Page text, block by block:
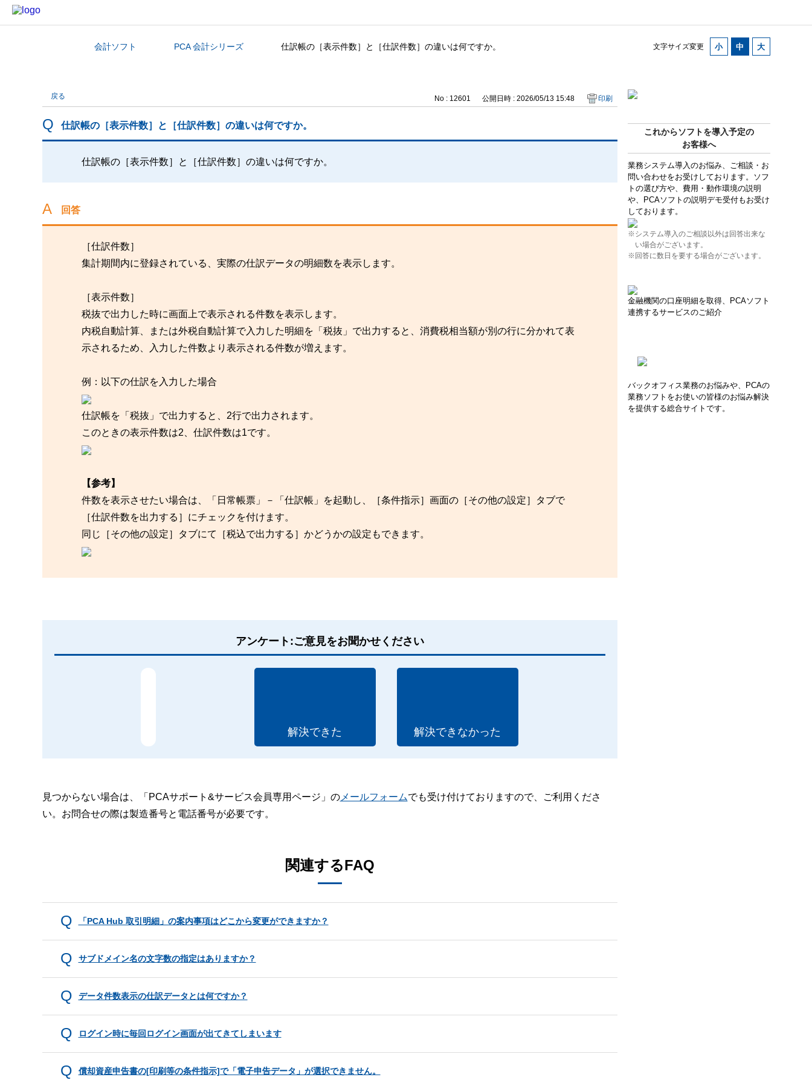
文字サイズ変更
カテゴリから探す
会計ソフト PCA 会計シリーズ 仕訳帳の［表示件数］と［仕訳件数］の違いは何ですか。
これからソフトを導入予定の
お客様へ
業務システム導入のお悩み、ご相談・お
問い合わせをお受けしております。ソフ
トの選び方や、費用・動作環境の説明
や、PCAソフトの説明デモ受付もお受け
しております。
※システム導入のご相談以外は回答出来な
い場合がございます。
※回答に数日を要する場合がございます。
金融機関の口座明細を取得、PCAソフト
連携するサービスのご紹介
バックオフィス業務のお悩みや、PCAの
業務ソフトをお使いの皆様のお悩み解決
を提供する総合サイトです。
戻る No : 12601 公開日時 : 2026/05/13 15:48 印刷
仕訳帳の［表示件数］と［仕訳件数］の違いは何ですか。
仕訳帳の［表示件数］と［仕訳件数］の違いは何ですか。
回答
［仕訳件数］
集計期間内に登録されている、実際の仕訳データの明細数を表示します。
［表示件数］
税抜で出力した時に画面上で表示される件数を表示します。
内税自動計算、または外税自動計算で入力した明細を「税抜」で出力すると、消費税相当額が別の行に分かれて表
示されるため、入力した件数より表示される件数が増えます。
例：以下の仕訳を入力した場合
仕訳帳を「税抜」で出力すると、2行で出力されます。
このときの表示件数は2、仕訳件数は1です。
【参考】
件数を表示させたい場合は、「日常帳票」－「仕訳帳」を起動し、［条件指示］画面の［その他の設定］タブで
［仕訳件数を出力する］にチェックを付けます。
同じ［その他の設定］タブにて［税込で出力する］かどうかの設定もできます。
アンケート:ご意見をお聞かせください
解決できた 解決できなかった
見つからない場合は、「PCAサポート&サービス会員専用ページ」のメールフォームでも受け付けておりますので、ご利用くださ
い。お問合せの際は製造番号と電話番号が必要です。
関連するFAQ
「PCA Hub 取引明細」の案内事項はどこから変更ができますか？
サブドメイン名の文字数の指定はありますか？
データ件数表示の仕訳データとは何ですか？
ログイン時に毎回ログイン画面が出てきてしまいます
償却資産申告書の[印刷等の条件指示]で「電子申告データ」が選択できません。